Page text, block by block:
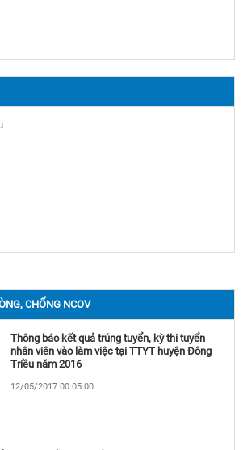
CHỐNG NCOV
Thông báo kết quả trúng tuyển, kỳ thi tuyển
nhân viên vào làm việc tại TTYT huyện Đông
Triều năm 2016
12/05/2017 00:05:00